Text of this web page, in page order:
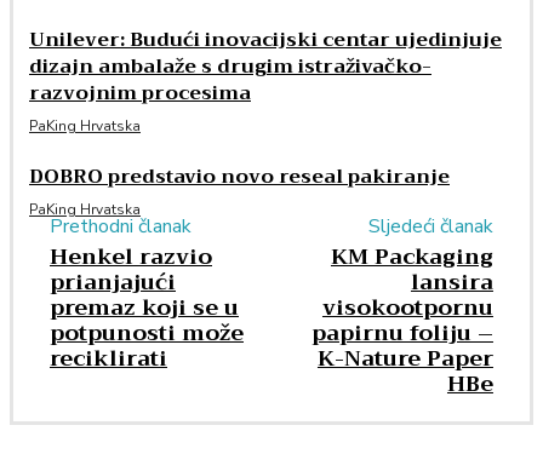
Unilever: Budući inovacijski centar ujedinjuje
dizajn ambalaže s drugim istraživačko-
razvojnim procesima
PaKing Hrvatska
DOBRO predstavio novo reseal pakiranje
PaKing Hrvatska
Prethodni članak
Henkel razvio
prianjajući
premaz koji se u
potpunosti može
reciklirati
Sljedeći članak
KM Packaging
lansira
visokootpornu
papirnu foliju –
K-Nature Paper
HBe